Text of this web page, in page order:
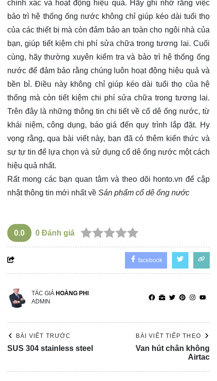
chính xác và hoạt động hiệu quả. Hãy ghi nhớ rằng việc
bảo trì hệ thống ống nước không chỉ giúp kéo dài tuổi thọ
của các thiết bị mà còn đảm bảo an toàn cho ngôi nhà của
bạn, giúp tiết kiệm chi phí sửa chữa trong tương lai. Cuối
cùng, hãy thường xuyên kiểm tra và bảo trì hệ thống ống
nước để đảm bảo rằng chúng luôn hoạt động hiệu quả và
bền bỉ. Điều này không chỉ giúp kéo dài tuổi thọ của hệ
thống mà còn tiết kiệm chi phí sửa chữa trong tương lai.
Trên đây là những thông tin chi tiết về cổ dê ống nước, từ
khái niệm, công dụng, báo giá đến quy trình lắp đặt. Hy
vọng rằng, qua bài viết này, bạn đã có thêm kiến thức và
sự tự tin để lựa chọn và sử dụng cổ dê ống nước một cách
hiệu quả nhất.
Rất mong các bạn quan tâm và theo dõi honto.vn để cập
nhật thông tin mới nhất về Sản phẩm cổ dê ống nước
0.0 0 Đánh giá
facebook
TÁC GIẢ HOÀNG PHI
ADMIN
BÀI VIẾT TRƯỚC
SUS 304 stainless steel
BÀI VIẾT TIẾP THEO
Van hút chân không
Airtac